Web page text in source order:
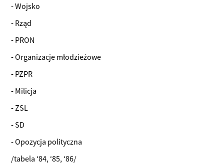
- Wojsko
- Rząd
- PRON
- Organizacje młodzieżowe
- PZPR
- Milicja
- ZSL
- SD
- Opozycja polityczna
/tabela ‘84, ‘85, ‘86/